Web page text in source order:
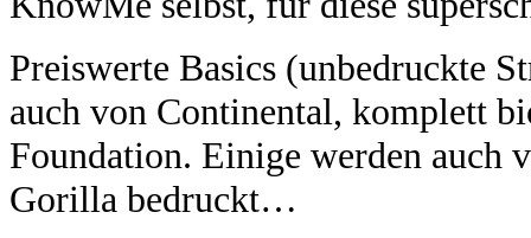
Preiswerte Basics (unbedruckte
auch von Continental, komplett
Foundation. Einige werden
Gorilla bedruckt…